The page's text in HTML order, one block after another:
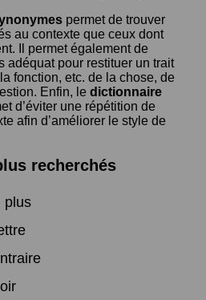
permet de trouver
au contexte que ceux dont
Il permet également de
adéquat pour restituer un trait
fonction, etc. de la chose, de
Enfin, le dictionnaire
d’éviter une répétition de
afin d’améliorer le style de
recherchés
plus